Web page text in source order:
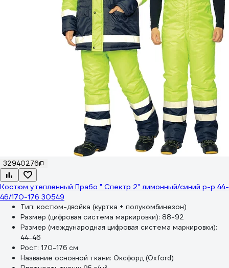
32940276
Костюм утепленный Прабо " Спектр 2" лимонный/синий р-р 44-
46/170-176 30549
Тип: костюм-двойка (куртка + полукомбинезон)
Размер (цифровая система маркировки): 88-92
Размер (международная цифровая система маркировки):
44-46
Рост: 170-176 см
Название основной ткани: Оксфорд (Oxford)